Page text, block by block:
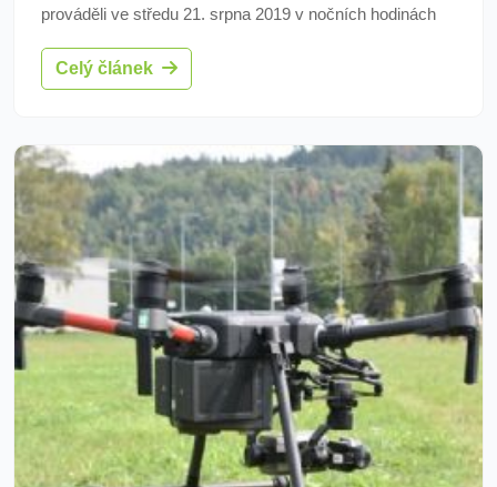
prováděli ve středu 21. srpna 2019 v nočních hodinách
pobytovou kontrolu v nočním klubu na Chebsku.
Celý článek